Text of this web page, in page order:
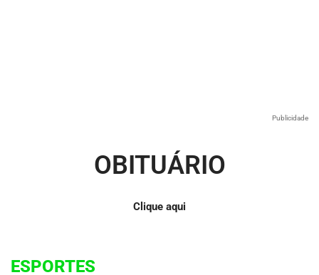
Publicidade
OBITUÁRIO
Clique aqui
ESPORTES